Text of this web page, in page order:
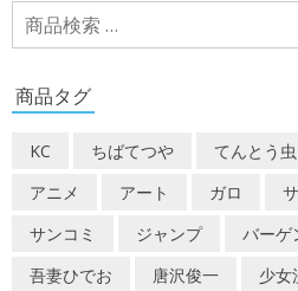
検
索
象:
商品タグ
KC ちばてつや てんとう虫
アニメ
アート ガロ
サンコミ
ジャンプ バーゲ
吾妻ひでお
唐沢俊一 少女